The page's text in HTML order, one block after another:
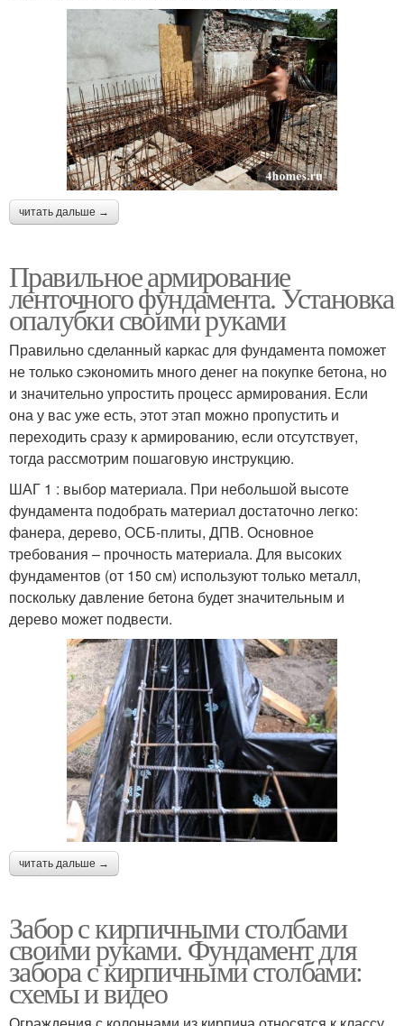
читать дальше →
Правильное армирование
ленточного фундамента. Установка
опалубки своими руками
Правильно сделанный каркас для фундамента поможет
не только сэкономить много денег на покупке бетона, но
и значительно упростить процесс армирования. Если
она у вас уже есть, этот этап можно пропустить и
переходить сразу к армированию, если отсутствует,
тогда рассмотрим пошаговую инструкцию.
ШАГ 1 : выбор материала. При небольшой высоте
фундамента подобрать материал достаточно легко:
фанера, дерево, ОСБ-плиты, ДПВ. Основное
требования – прочность материала. Для высоких
фундаментов (от 150 см) используют только металл,
поскольку давление бетона будет значительным и
дерево может подвести.
читать дальше →
Забор с кирпичными столбами
своими руками. Фундамент для
забора с кирпичными столбами:
схемы и видео